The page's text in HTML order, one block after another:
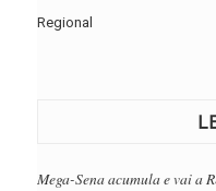
Regional
Mega-Sena acumula e vai a